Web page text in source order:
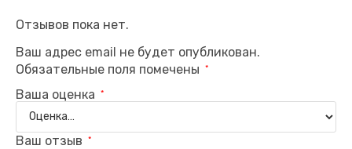
Отзывов пока нет.
Ваш адрес email не будет опубликован.
Обязательные поля помечены
*
Ваша оценка *
Ваш отзыв *